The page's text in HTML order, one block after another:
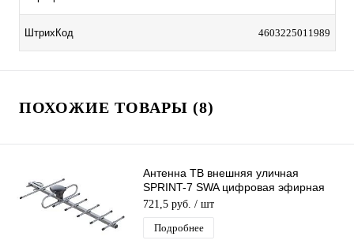
ШтрихКод 4603225011989
ПОХОЖИЕ ТОВАРЫ (8)
Антенна ТВ внешняя уличная
SPRINT-7 SWA цифровая эфирная
для DVB-T2 телевидения Рэмо BAS-
1161-SWA
721,5 руб. / шт
Подробнее